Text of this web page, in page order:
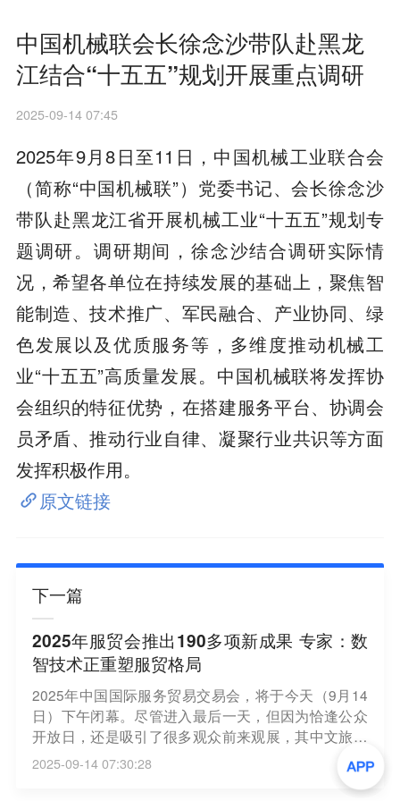
中国机械联会长徐念沙带队赴黑龙
江结合“十五五”规划开展重点调研
2025-09-14 07:45
2025年9月8日至11日，中国机械工业联合会
（简称“中国机械联”）党委书记、会长徐念沙
带队赴黑龙江省开展机械工业“十五五”规划专
题调研。调研期间，徐念沙结合调研实际情
况，希望各单位在持续发展的基础上，聚焦智
能制造、技术推广、军民融合、产业协同、绿
色发展以及优质服务等，多维度推动机械工
业“十五五”高质量发展。中国机械联将发挥协
会组织的特征优势，在搭建服务平台、协调会
员矛盾、推动行业自律、凝聚行业共识等方面
发挥积极作用。
原文链接
下一篇
2025年服贸会推出190多项新成果 专家：数
智技术正重塑服贸格局
2025年中国国际服务贸易交易会，将于今天（9月14
日）下午闭幕。尽管进入最后一天，但因为恰逢公众
开放日，还是吸引了很多观众前来观展，其中文旅和
体育展区人气最高。从AI数字人，到无需佩戴设备的
裸眼3D体验； 再到AR、VR技术构建的虚拟世界，在
2025-09-14 07:30:28